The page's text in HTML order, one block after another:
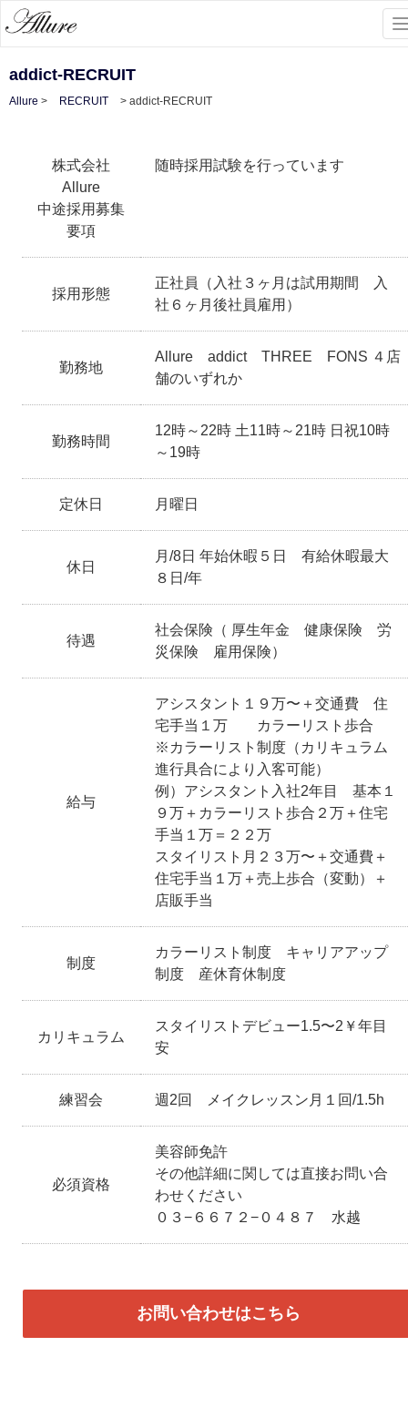
addict-RECRUIT
Allure > RECRUIT > addict-RECRUIT
株式会社
Allure
中途採用募集
要項
随時採用試験を行っています
採用形態
正社員（入社３ヶ月は試用期間 入
社６ヶ月後社員雇用）
勤務地
Allure addict THREE FONS ４店
舗のいずれか
勤務時間
12時～22時 土11時～21時 日祝10時
～19時
定休日 月曜日
休日
月/8日 年始休暇５日 有給休暇最大
８日/年
待遇
社会保険（ 厚生年金 健康保険 労
災保険 雇用保険）
給与
アシスタント１９万〜＋交通費 住
宅手当１万 カラーリスト歩合
※カラーリスト制度（カリキュラム
進行具合により入客可能）
例）アシスタント入社2年目 基本１
９万＋カラーリスト歩合２万＋住宅
手当１万＝２２万
スタイリスト月２３万〜＋交通費＋
住宅手当１万＋売上歩合（変動）＋
店販手当
制度
カラーリスト制度 キャリアアップ
制度 産休育休制度
カリキュラム
スタイリストデビュー1.5〜2￥年目
安
練習会 週2回 メイクレッスン月１回/1.5h
必須資格
美容師免許
その他詳細に関しては直接お問い合
わせください
０３−６６７２−０４８７ 水越
お問い合わせはこちら